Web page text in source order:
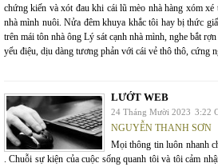
chứng kiến và xót đau khi cái lũ mèo nhà hàng xóm xé
nhà mình nuôi. Nửa đêm khuya khắc tôi hay bị thức
trên mái tôn nhà ông Lý sát cạnh nhà mình, nghe bắt
yểu điệu, dịu dàng tương phản với cái vẻ thô thô, cứng
LƯỚT WEB
24 Tháng Mười 2023 3:22
NGUYỄN THANH SƠN
Mọi thông tin luôn nhanh
. Chuỗi sự kiện của cuộc sống quanh tôi và tôi cảm